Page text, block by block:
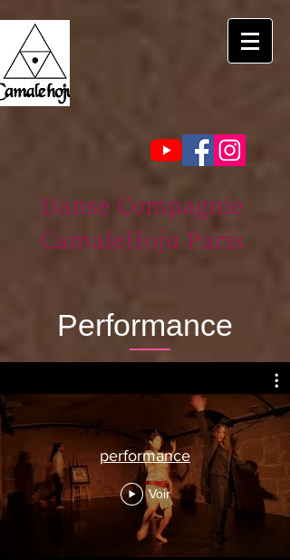
Danse Compagnie
CamaleHoju Paris
Performance
performance
Voir